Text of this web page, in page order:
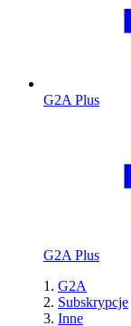
G2A Plus
G2A Plus
G2A
Subskrypcje
Inne